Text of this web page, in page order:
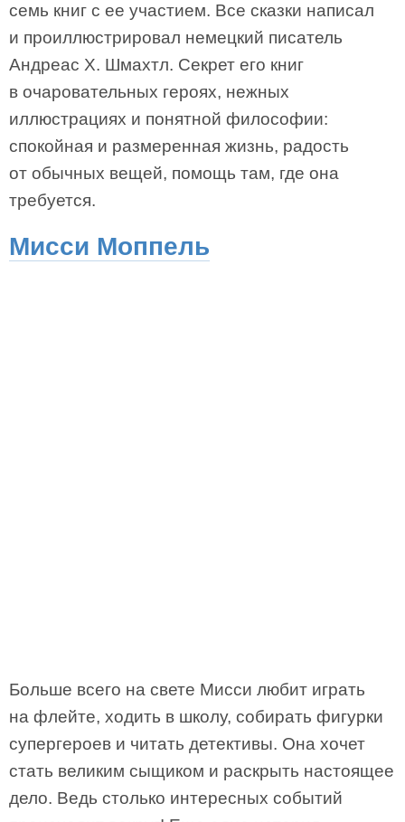
семь книг с ее участием. Все сказки написал
и проиллюстрировал немецкий писатель
Андреас Х. Шмахтл. Секрет его книг
в очаровательных героях, нежных
иллюстрациях и понятной философии:
спокойная и размеренная жизнь, радость
от обычных вещей, помощь там, где она
требуется.
Мисси Моппель
Больше всего на свете Мисси любит играть
на флейте, ходить в школу, собирать фигурки
супергероев и читать детективы. Она хочет
стать великим сыщиком и раскрыть настоящее
дело. Ведь столько интересных событий